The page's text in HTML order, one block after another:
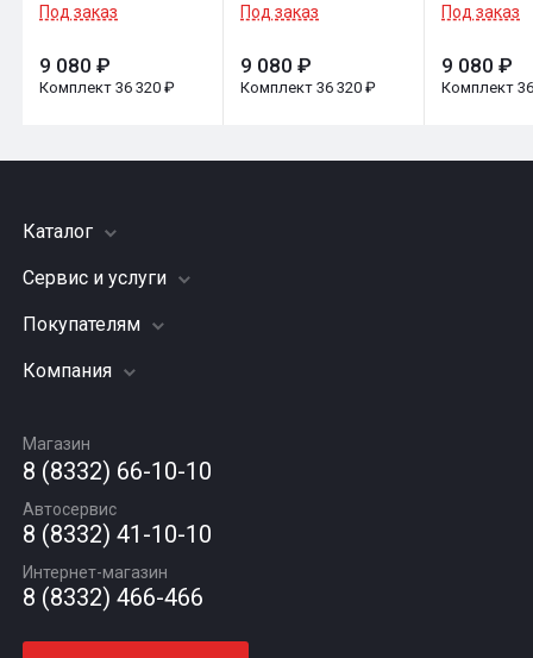
Под заказ
9 080 ₽
Комплект 36 320 ₽
Под заказ
9 080 ₽
Комплект 36 320 ₽
Под заказ
9 080 ₽
Комплект
Каталог
Шины
Грузовые шины
Диски
Автомасла
Сервис и услуги
Заправка кондиционера
Подвеска (ходовая часть)
Шиномонтаж
Покупателям
Акции
Гарантии и возврат
Компания
Вакансии
Новости
Статьи
Контакты
Магазин
8 (8332) 66-10-10
Автосервис
8 (8332) 41-10-10
Интернет-магазин
8 (8332) 466-466